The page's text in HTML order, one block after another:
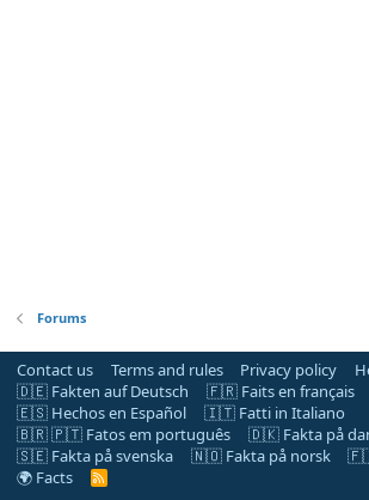
Forums
Contact us Terms and rules Privacy policy
🇩🇪 Fakten auf Deutsch
🇫🇷 Faits en français
🇪🇸 Hechos en Español
🇮🇹 Fatti in Italiano
🇧🇷 🇵🇹 Fatos em português
🇩🇰 Fakta på
🇸🇪 Fakta på svenska
🇳🇴 Fakta på norsk
🌍 Facts
R